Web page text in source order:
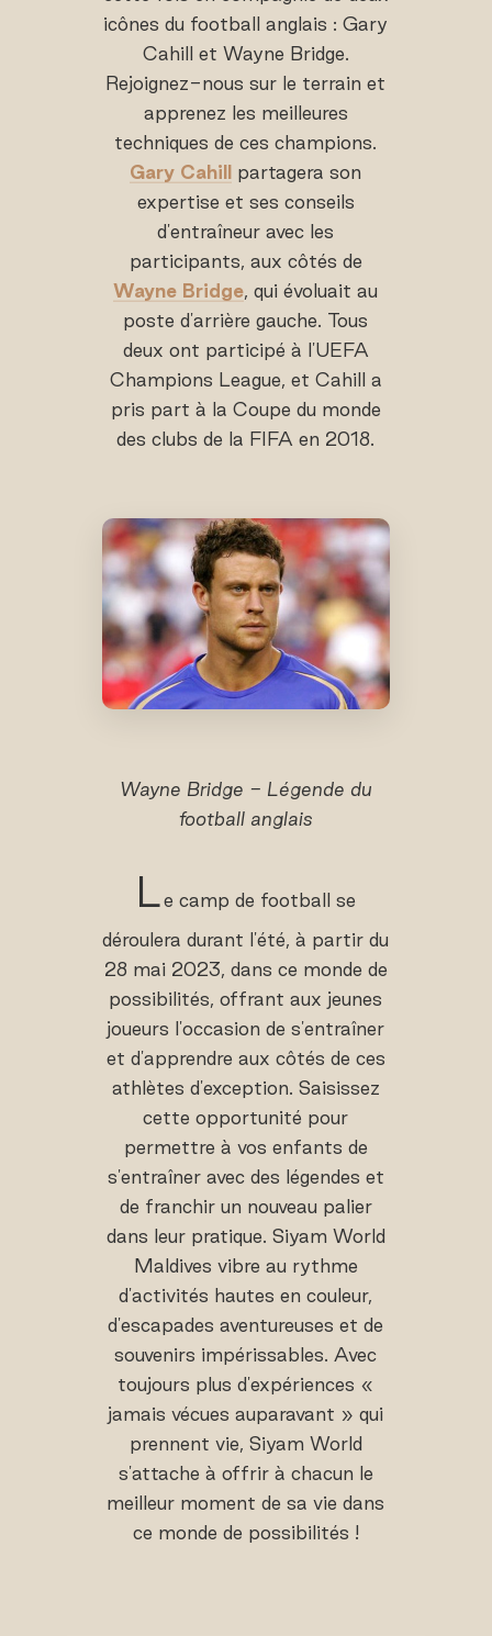
icônes du football anglais : Gary
Cahill et Wayne Bridge.
Rejoignez-nous sur le terrain et
apprenez les meilleures
techniques de ces champions.
Gary Cahill partagera son
expertise et ses conseils
d'entraîneur avec les
participants, aux côtés de
Wayne Bridge, qui évoluait au
poste d'arrière gauche. Tous
deux ont participé à l'UEFA
Champions League, et Cahill a
pris part à la Coupe du monde
des clubs de la FIFA en 2018.
Wayne Bridge - Légende du
football anglais
Le camp de football se
déroulera durant l'été, à partir du
28 mai 2023, dans ce monde de
possibilités, offrant aux jeunes
joueurs l'occasion de s'entraîner
et d'apprendre aux côtés de ces
athlètes d'exception. Saisissez
cette opportunité pour
permettre à vos enfants de
s'entraîner avec des légendes et
de franchir un nouveau palier
dans leur pratique. Siyam World
Maldives vibre au rythme
d'activités hautes en couleur,
d'escapades aventureuses et de
souvenirs impérissables. Avec
toujours plus d'expériences «
jamais vécues auparavant » qui
prennent vie, Siyam World
s'attache à offrir à chacun le
meilleur moment de sa vie dans
ce monde de possibilités !